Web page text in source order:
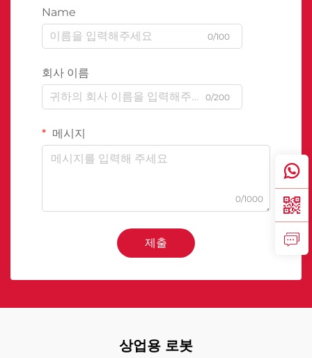
Name
0/100
회사 이름
0/200
메시지
0/1000
제출
상업용 로봇